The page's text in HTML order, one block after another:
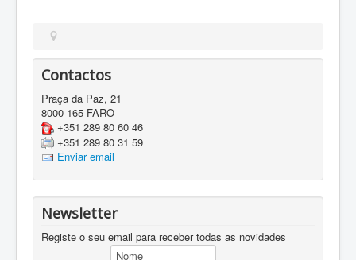
Contactos
Praça da Paz, 21
8000-165 FARO
+351 289 80 60 46
+351 289 80 31 59
Enviar email
Newsletter
Registe o seu email para receber todas as novidades